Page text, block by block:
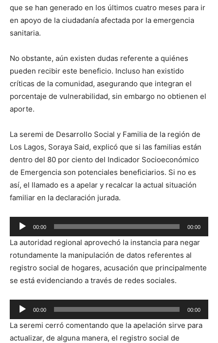
que se han generado en los últimos cuatro meses para ir
en apoyo de la ciudadanía afectada por la emergencia
sanitaria.
No obstante, aún existen dudas referente a quiénes
pueden recibir este beneficio. Incluso han existido
críticas de la comunidad, asegurando que integran el
porcentaje de vulnerabilidad, sin embargo no obtienen el
aporte.
La seremi de Desarrollo Social y Familia de la región de
Los Lagos, Soraya Said, explicó que si las familias están
dentro del 80 por ciento del Indicador Socioeconómico
de Emergencia son potenciales beneficiarios. Si no es
así, el llamado es a apelar y recalcar la actual situación
familiar en la declaración jurada.
Reproductor
de
audio
00:00 00:00
La autoridad regional aprovechó la instancia para negar
rotundamente la manipulación de datos referentes al
registro social de hogares, acusación que principalmente
se está evidenciando a través de redes sociales.
Reproductor
de
audio
00:00 00:00
La seremi cerró comentando que la apelación sirve para
actualizar, de alguna manera, el registro social de